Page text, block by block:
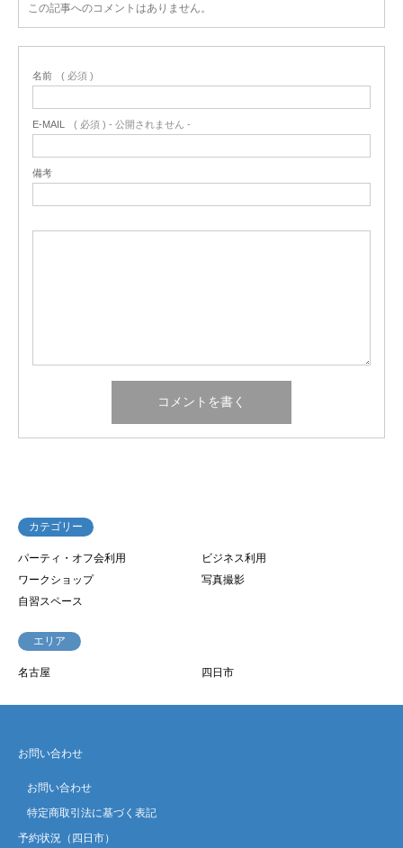
この記事へのコメントはありません。
名前 ( 必須 )
E-MAIL ( 必須 ) - 公開されません -
備考
カテゴリー
パーティ・オフ会利用
ビジネス利用
ワークショップ
写真撮影
自習スペース
エリア
名古屋 四日市
お問い合わせ
お問い合わせ
特定商取引法に基づく表記
予約状況（四日市）